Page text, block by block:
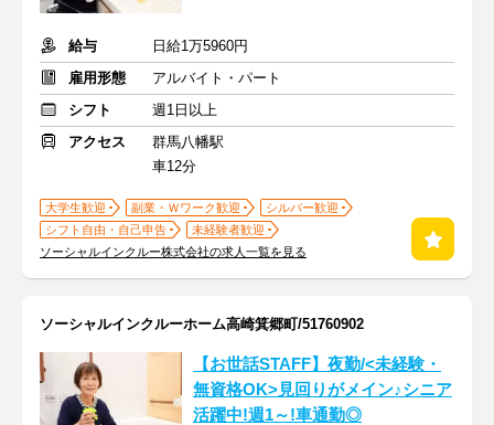
給与
日給1万5960円
雇用形態
アルバイト・パート
シフト
週1日以上
アクセス
群馬八幡駅
車12分
大学生歓迎 副業・Ｗワーク歓迎
シルバー歓迎
シフト自由・自己申告
未経験者歓迎
ソーシャルインクルー株式会社の求人一覧を見る
ソーシャルインクルーホーム高崎箕郷町/51760902
【お世話STAFF】夜勤/<未経験・
無資格OK>見回りがメイン♪シニア
活躍中!週1～!車通勤◎